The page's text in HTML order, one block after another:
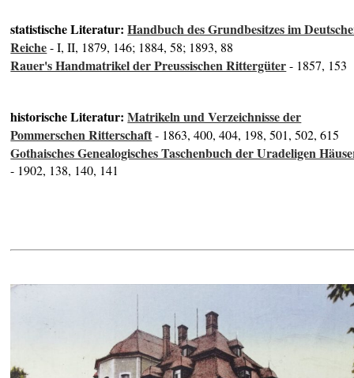
statistische Literatur:Handbuch des Grundbesitzes im
Reiche- I, II, 1879, 146; 1884, 58; 1893, 88
Rauer's Handmatrikel der Preussischen Rittergüter- 1857, 153
historische Literatur:Matrikeln und Verzeichnisse der
Pommerschen Ritterschaft- 1863, 400, 404, 198, 501, 502, 615
Gothaisches Genealogisches Taschenbuch der Uradeligen
- 1902, 138, 140, 141